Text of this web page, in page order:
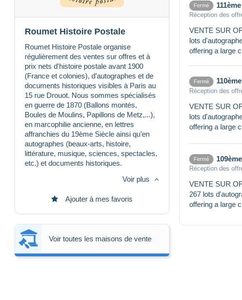
Roumet Histoire Postale
Roumet Histoire Postale organise
régulièrement des ventes sur offres et à
prix nets d'histoire postale avant 1900
(France et colonies), d’autographes et de
documents historiques visibles à Paris au
15 rue Drouot. Nous sommes spécialisés
en guerre de 1870 (Ballons montés,
Boules de Moulins, Papillons de Metz,...),
en marcophilie ancienne, en lettres
affranchies du 19ème Siècle ainsi qu’en
autographes (beaux-arts, histoire,
littérature, musique, sciences, spectacles,
etc.) et documents historiques.
Voir plus
Ajouter à mes favoris
Voir toutes les maisons de vente
Fermé
Réception des
VENTE SUR
lots
offering a large
Fermé
Réception des
VENTE SUR
lots
offering a large
Fermé
Réception des
VENTE SUR
267 lots
offering a large